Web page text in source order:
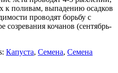
к поливам, выпадению осадков
проводят борьбу с
созревания кочанов (сентябрь-
Капуста, Семена, Семена